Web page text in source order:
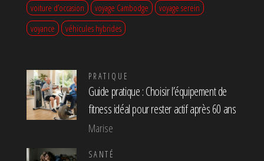
voiture d’occasion
voyage Cambodge
voyage serein
voyance
véhicules hybrides
PRATIQUE
Guide pratique : Choisir l’équipement de
fitness idéal pour rester actif après 60 ans
Marise
SANTÉ